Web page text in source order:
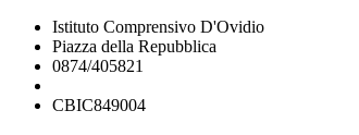
Istituto Comprensivo D'Ovidio
Piazza della Repubblica
0874/405821
CBIC849004